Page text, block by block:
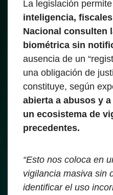
La legislación
inteligencia,
Nacional consulten
biométrica sin
ausencia de un
una obligación de
constituye, según
abierta a abusos y
un ecosistema de
precedentes.
“Esto nos coloca en
vigilancia masiva sin
identificar el uso